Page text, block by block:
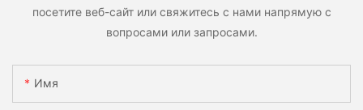
посетите веб-сайт или свяжитесь с нами напрямую с
вопросами или запросами.
Имя